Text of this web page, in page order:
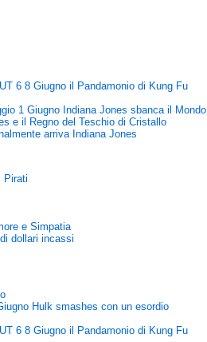
6 8 Giugno il Pandamonio di Kung Fu
1 Giugno Indiana Jones sbanca il Mondo
e il Regno del Teschio di Cristallo
arriva Indiana Jones
Pirati
e Simpatia
dollari incassi
Hulk smashes con un esordio
6 8 Giugno il Pandamonio di Kung Fu